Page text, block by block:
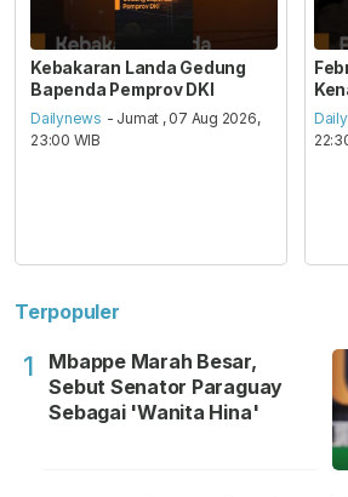
Kebakaran Landa Gedung
Bapenda Pemprov DKI
Dailynews - Jumat , 07 Aug 2026,
23:00 WIB
Terpopuler
1
Mbappe Marah Besar,
Sebut Senator Paraguay
Sebagai 'Wanita Hina'